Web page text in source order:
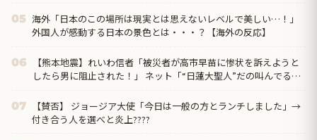
05 海外「日本のこの場所は現実とは思えないレベルで美しい…！」
外国人が感動する日本の景色とは・・・？【海外の反応】
06
【熊本地震】れいわ信者「被災者が高市早苗に惨状を訴えようと
したら男に阻止された！」 ネット「“日蓮大聖人”だの叫んでるカ
07
【賛否】 ジョージア大使「今日は一般の方とランチしました」→
付き合う人を選べと炎上????